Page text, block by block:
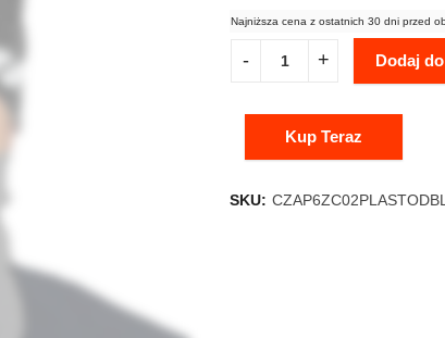
Najniższa cena z ostatnich 30 dni przed
Dodaj
Kup Teraz
SKU: